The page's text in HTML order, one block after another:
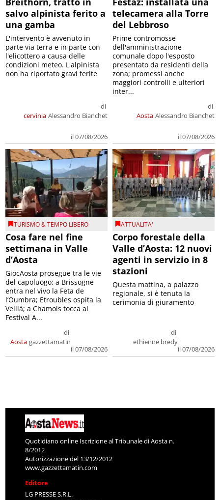
salvo alpinista ferito a
una gamba
cervinia
di
Alessandro Bianchet
il 07/08/2026
L'intervento è avvenuto in
parte via terra e in parte con
l'elicottero a causa delle
condizioni meteo. L'alpinista
non ha riportato gravi ferite
telecamera alla Torre
del Lebbroso
Aosta
di
Alessandro Bianchet
il 07/08/2026
Prime contromosse
dell'amministrazione
comunale dopo l'esposto
presentato da residenti della
zona; promessi anche
maggiori controlli e ulteriori
inter...
TURISMO & TEMPO LIBERO
Cosa fare nel fine
settimana in Valle
d’Aosta
Aosta
di
gazzettamatin
il 07/08/2026
GiocAosta prosegue tra le vie
del capoluogo; a Brissogne
entra nel vivo la Feta de
l’Oumbra; Etroubles ospita la
Veillà; a Chamois tocca al
Festival A...
ATTUALITA'
Corpo forestale della
Valle d’Aosta: 12 nuovi
agenti in servizio in 8
stazioni
di
ethienne bredy
il 07/08/2026
Questa mattina, a palazzo
regionale, si è tenuta la
cerimonia di giuramento
Quotidiano online Iscrizione al Tribunale di Aosta n.
8/2012
Autorizzazione del 13/12/2012
www.gazzettamatin.com
Editore
LG PRESSE S.R.L.